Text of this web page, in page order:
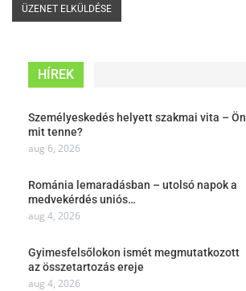
HÍREK
Személyeskedés helyett szakmai vita – Ön
mit tenne?
aug 6, 2026
Románia lemaradásban – utolsó napok a
medvekérdés uniós…
aug 4, 2026
Gyimesfelsőlokon ismét megmutatkozott
az összetartozás ereje
aug 4, 2026